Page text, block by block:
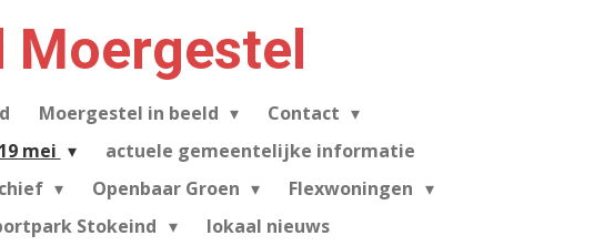
Moergestel
Moergestel in beeld
Contact
mei
actuele gemeentelijke informatie
Openbaar Groen
Flexwoningen
Stokeind
lokaal nieuws